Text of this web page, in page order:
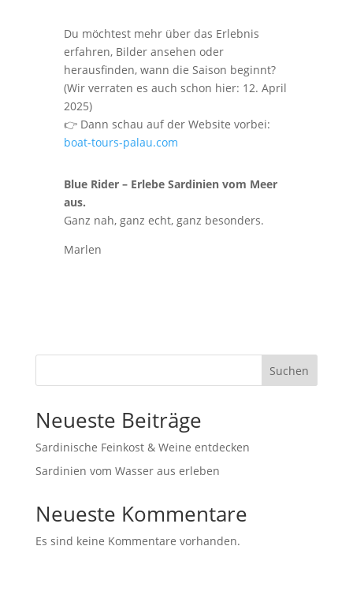
Du möchtest mehr über das Erlebnis
erfahren, Bilder ansehen oder
herausfinden, wann die Saison beginnt?
(Wir verraten es auch schon hier: 12. April
2025)
👉 Dann schau auf der Website vorbei:
boat-tours-palau.com
Blue Rider – Erlebe Sardinien vom Meer
aus.
Ganz nah, ganz echt, ganz besonders.
Marlen
Suchen
Neueste Beiträge
Sardinische Feinkost & Weine entdecken
Sardinien vom Wasser aus erleben
Neueste Kommentare
Es sind keine Kommentare vorhanden.